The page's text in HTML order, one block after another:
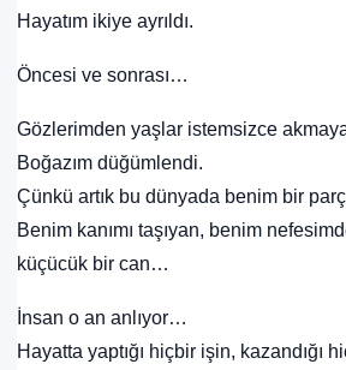
Hayatım ikiye ayrıldı.
Öncesi ve sonrası…
Gözlerimden yaşlar istemsizce
Boğazım düğümlendi.
Çünkü artık bu dünyada benim bir
Benim kanımı taşıyan, benim
küçücük bir can…
İnsan o an anlıyor…
Hayatta yaptığı hiçbir işin, kazandığı